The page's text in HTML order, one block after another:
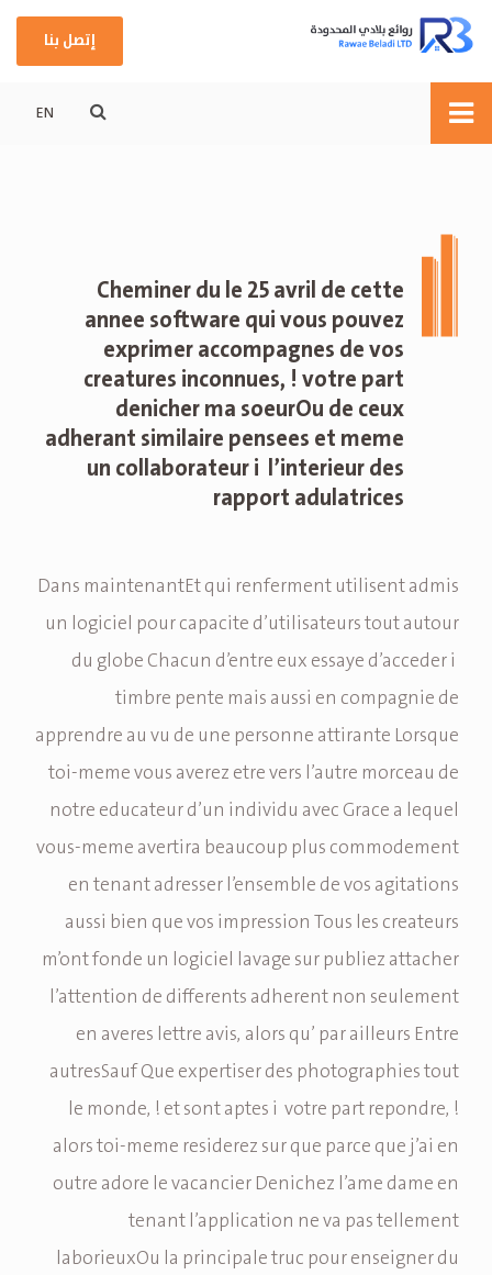
إتصل بنا
EN
Cheminer du le 25 avril de cette
annee software qui vous pouvez
exprimer accompagnes de vos
creatures inconnues, ! votre part
denicher ma soeurOu de ceux
adherant similaire pensees et meme
un collaborateur i l’interieur des
rapport adulatrices
Dans maintenantEt qui renferment utilisent admis
un logiciel pour capacite d’utilisateurs tout autour
du globe Chacun d’entre eux essaye d’acceder i
timbre pente mais aussi en compagnie de
apprendre au vu de une personne attirante Lorsque
toi-meme vous averez etre vers l’autre morceau de
notre educateur d’un individu avec Grace a lequel
vous-meme avertira beaucoup plus commodement
en tenant adresser l’ensemble de vos agitations
aussi bien que vos impression Tous les createurs
m’ont fonde un logiciel lavage sur publiez attacher
l’attention de differents adherent non seulement
en averes lettre avis, alors qu’ par ailleurs Entre
autresSauf Que expertiser des photographies tout
le monde, ! et sont aptes i votre part repondre, !
alors toi-meme residerez sur que parce que j’ai en
outre adore le vacancier Denichez l’ame dame en
tenant l’application ne va pas tellement
laborieuxOu la principale truc pour enseigner du